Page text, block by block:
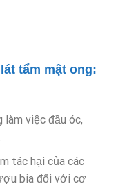
tẩm mật ong:
việc đầu óc,
tác hại của các
bia đối với cơ